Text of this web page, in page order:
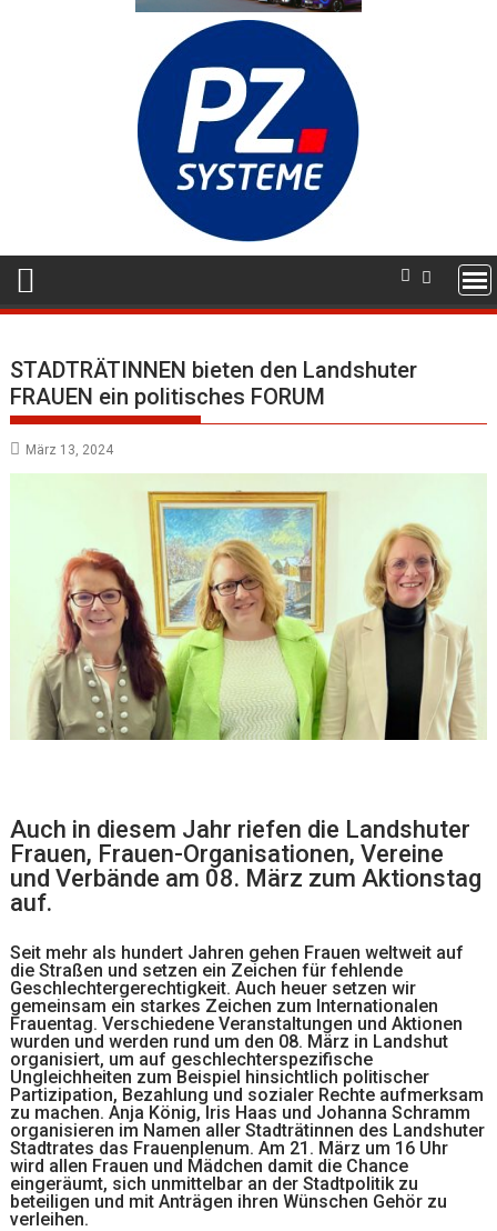
STADTRÄTINNEN bieten den Landshuter
FRAUEN ein politisches FORUM
März 13, 2024
Auch in diesem Jahr riefen die Landshuter
Frauen, Frauen-Organisationen, Vereine
und Verbände am 08. März zum Aktionstag
auf.
Seit mehr als hundert Jahren gehen Frauen weltweit auf
die Straßen und setzen ein Zeichen für fehlende
Geschlechtergerechtigkeit. Auch heuer setzen wir
gemeinsam ein starkes Zeichen zum Internationalen
Frauentag. Verschiedene Veranstaltungen und Aktionen
wurden und werden rund um den 08. März in Landshut
organisiert, um auf geschlechterspezifische
Ungleichheiten zum Beispiel hinsichtlich politischer
Partizipation, Bezahlung und sozialer Rechte aufmerksam
zu machen. Anja König, Iris Haas und Johanna Schramm
organisieren im Namen aller Stadträtinnen des Landshuter
Stadtrates das Frauenplenum. Am 21. März um 16 Uhr
wird allen Frauen und Mädchen damit die Chance
eingeräumt, sich unmittelbar an der Stadtpolitik zu
beteiligen und mit Anträgen ihren Wünschen Gehör zu
verleihen.